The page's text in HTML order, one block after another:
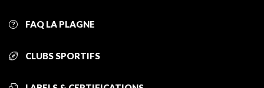
FAQ LA PLAGNE
CLUBS SPORTIFS